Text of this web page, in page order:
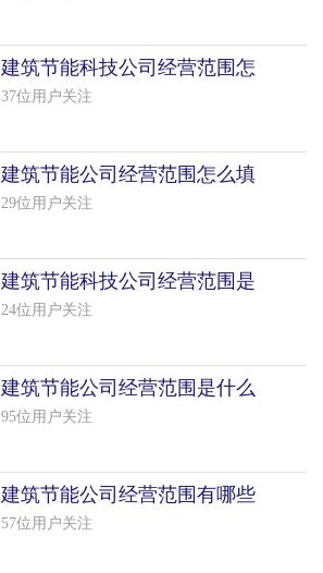
建筑节能科技公司经营范围怎
么填写
37位用户关注
建筑节能公司经营范围怎么填
写（35个
29位用户关注
建筑节能科技公司经营范围是
什么（精
24位用户关注
建筑节能公司经营范围是什么
（精选 3
95位用户关注
建筑节能公司经营范围有哪些
（精选18
57位用户关注